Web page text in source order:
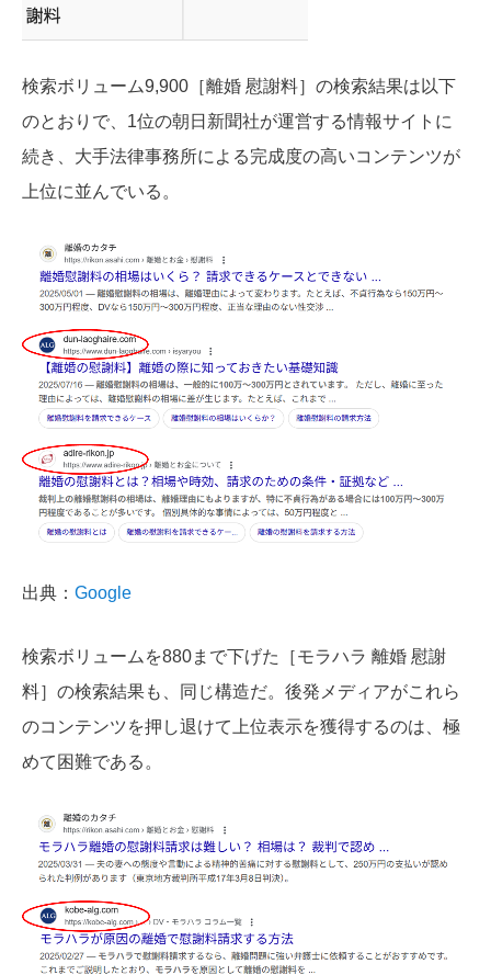
検索ボリューム9,900［離婚 慰謝料］の検索結果は以下
のとおりで、1位の朝日新聞社が運営する情報サイトに
続き、大手法律事務所による完成度の高いコンテンツが
上位に並んでいる。
出典： Google
検索ボリュームを880まで下げた［モラハラ 離婚 慰謝
料］の検索結果も、同じ構造だ。後発メディアがこれら
のコンテンツを押し退けて上位表示を獲得するのは、極
めて困難である。